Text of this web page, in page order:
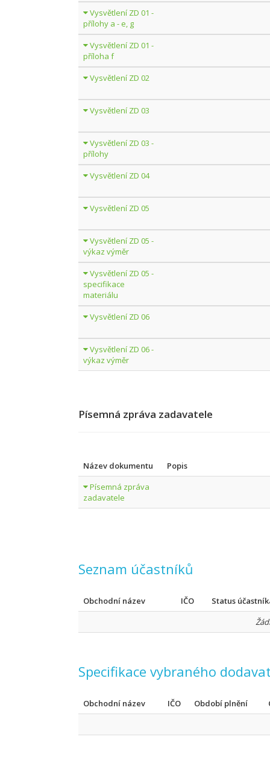
Vysvětlení ZD 01 -
přílohy a - e, g
Vysvětlení ZD 01 -
příloha f
Vysvětlení ZD 02
Vysvětlení ZD 03
Vysvětlení ZD 03 -
přílohy
Vysvětlení ZD 04
Vysvětlení ZD 05
Vysvětlení ZD 05 -
výkaz výměr
Vysvětlení ZD 05 -
specifikace
materiálu
Vysvětlení ZD 06
Vysvětlení ZD 06 -
výkaz výměr
Písemná zpráva zadavatele
Název dokumentu
Popis
Písemná zpráva
zadavatele
Seznam účastníků
Obchodní název IČO
Status
Specifikace vybraného
Obchodní název IČO Období plnění